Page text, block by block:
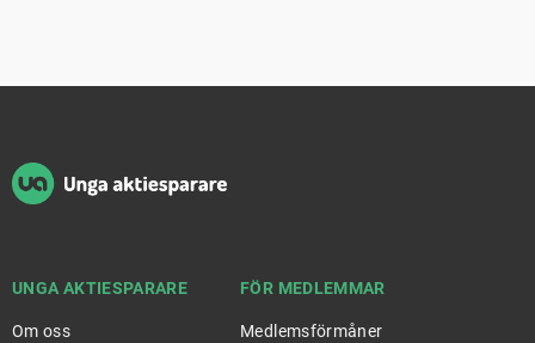
UNGA AKTIESPARARE
Om oss
FÖR MEDLEMMAR
Medlemsförmåner